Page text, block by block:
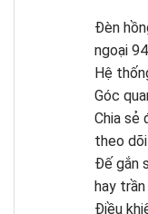
Đèn
ngoại
Hệ
Góc
Chia sẻ
theo
Đế gắn
hay trần
Điều